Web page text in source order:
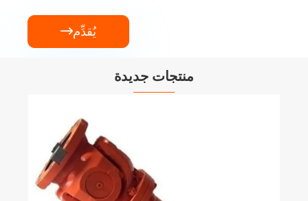
يُقدِّم
منتجات جديدة
EP-QY350/59/003 أسطوانة الرفع